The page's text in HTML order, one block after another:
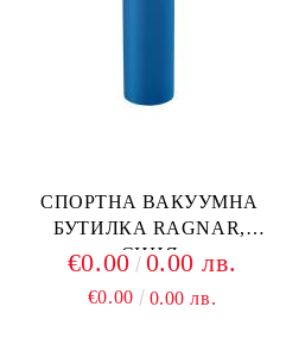
СПОРТНА ВАКУУМНА
БУТИЛКА RAGNAR,
СИНЯ
€0.00 0.00 лв.
€0.00 0.00 лв.